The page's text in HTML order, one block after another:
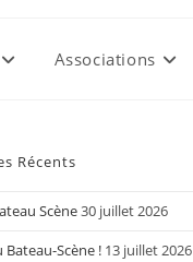
Associations
Récents
Scène30 juillet 2026
Bateau-Scène ! 13 juillet 2026